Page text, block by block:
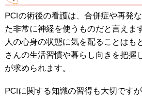
PCIの術後の看護は、合併症や再発
た非常に神経を使うものだと言えま
人の心身の状態に気を配ることはも
さんの生活習慣や暮らし向きを把握
が求められます。
PCIに関する知識の習得も大切です